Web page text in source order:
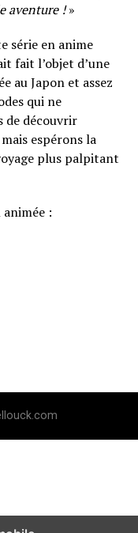
aventure !»
série en anime
fait l’objet d’une
au Japon et assez
qui ne
de découvrir
espérons la
plus palpitant
: